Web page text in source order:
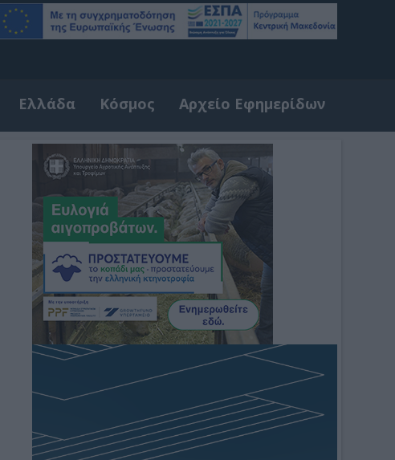
Ελλάδα Κόσμος Αρχείο Εφημερίδων